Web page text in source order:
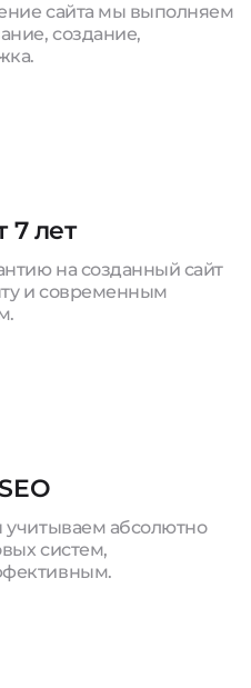
сайта мы выполняем
создание,
7 лет
на созданный сайт
и современным
учитываем абсолютно
систем,